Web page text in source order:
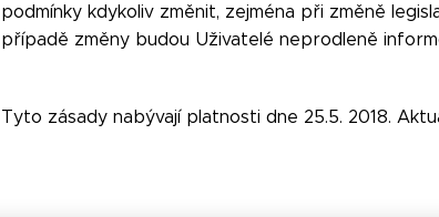
podmínky kdykoliv změnit, zejména při změně
případě změny budou Uživatelé neprodleně
Tyto zásady nabývají platnosti dne 25.5. 2018.